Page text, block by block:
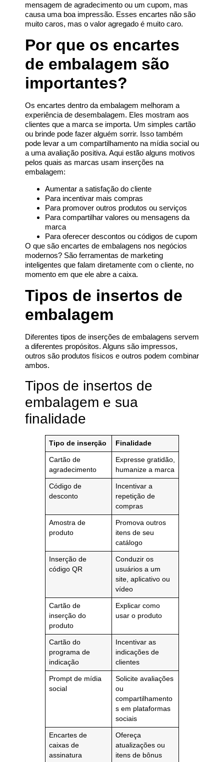
mensagem de agradecimento ou um cupom, mas
causa uma boa impressão. Esses encartes não são
muito caros, mas o valor agregado é muito caro.
Por que os encartes
de embalagem são
importantes?
Os encartes dentro da embalagem melhoram a
experiência de desembalagem. Eles mostram aos
clientes que a marca se importa. Um simples cartão
ou brinde pode fazer alguém sorrir. Isso também
pode levar a um compartilhamento na mídia social ou
a uma avaliação positiva. Aqui estão alguns motivos
pelos quais as marcas usam inserções na
embalagem:
Aumentar a satisfação do cliente
Para incentivar mais compras
Para promover outros produtos ou serviços
Para compartilhar valores ou mensagens da
marca
Para oferecer descontos ou códigos de cupom
O que são encartes de embalagens nos negócios
modernos? São ferramentas de marketing
inteligentes que falam diretamente com o cliente, no
momento em que ele abre a caixa.
Tipos de insertos de
embalagem
Diferentes tipos de inserções de embalagens servem
a diferentes propósitos. Alguns são impressos,
outros são produtos físicos e outros podem combinar
ambos.
Tipos de insertos de
embalagem e sua
finalidade
Tipo de inserção Finalidade
Cartão de
agradecimento
Expresse gratidão,
humanize a marca
Código de
desconto
Incentivar a
repetição de
compras
Amostra de
produto
Promova outros
itens de seu
catálogo
Inserção de
código QR
Conduzir os
usuários a um
site, aplicativo ou
vídeo
Cartão de
inserção do
produto
Explicar como
usar o produto
Cartão do
programa de
indicação
Incentivar as
indicações de
clientes
Prompt de mídia
social
Solicite avaliações
ou
compartilhamento
s em plataformas
sociais
Encartes de
caixas de
assinatura
Ofereça
atualizações ou
itens de bônus